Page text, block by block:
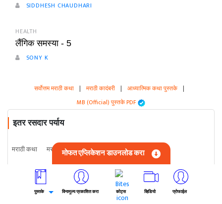
SIDDHESH CHAUDHARI
HEALTH
लैंगिक समस्या - 5
SONY K
सर्वोत्तम मराठी कथा | मराठी कादंबरी | आध्यात्मिक कथा पुस्तके |
MB (Official) पुस्तके PDF
इतर रसदार पर्याय
मराठी कथा मराठी आध्यात्मिक कथा
मराठी फिक्शन कथा
मराठी प्रेरणादायी कथा
मराठी क्लासिक कथा
मराठी बाल कथा
मराठी हास्य कथा
मराठी नियतकालिक मराठी कविता
मराठी प्रवास विशेष
मोफत एप्लिकेशन डाउनलोड करा
पुस्तके विनामूल्य प्रकाशित करा कोट्स व्हिडियो प्रोफाईल